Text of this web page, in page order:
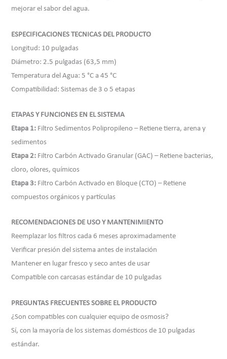
mejorar el sabor del agua.
ESPECIFICACIONES TECNICAS DEL PRODUCTO
Longitud: 10 pulgadas
Diámetro: 2.5 pulgadas (63,5 mm)
Temperatura del Agua: 5 °C a 45 °C
Compatibilidad: Sistemas de 3 o 5 etapas
ETAPAS Y FUNCIONES EN EL SISTEMA
Etapa 1: Filtro Sedimentos Polipropileno – Retiene tierra, arena y
sedimentos
Etapa 2: Filtro Carbón Activado Granular (GAC) – Retiene bacterias,
cloro, olores, químicos
Etapa 3: Filtro Carbón Activado en Bloque (CTO) – Retiene
compuestos orgánicos y partículas
RECOMENDACIONES DE USO Y MANTENIMIENTO
Reemplazar los filtros cada 6 meses aproximadamente
Verificar presión del sistema antes de instalación
Mantener en lugar fresco y seco antes de usar
Compatible con carcasas estándar de 10 pulgadas
PREGUNTAS FRECUENTES SOBRE EL PRODUCTO
¿Son compatibles con cualquier equipo de osmosis?
Sí, con la mayoría de los sistemas domésticos de 10 pulgadas
estándar.